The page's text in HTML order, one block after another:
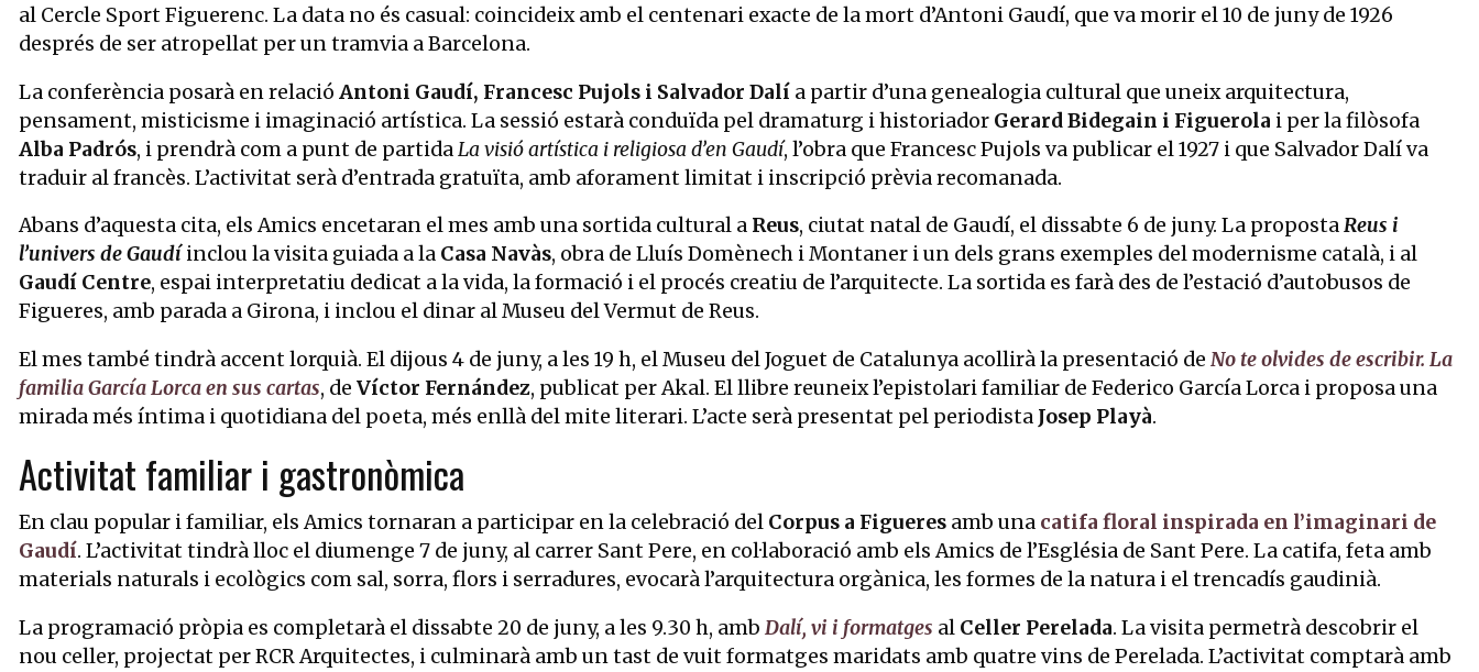
al Cercle Sport Figuerenc. La data no és casual: coincideix amb el centenari exacte de la mort d’Antoni Gaudí, que va morir el 10 de juny de 1926
després de ser atropellat per un tramvia a Barcelona.
La conferència posarà en relació Antoni Gaudí, Francesc Pujols i Salvador Dalí a partir d’una genealogia cultural que uneix arquitectura,
pensament, misticisme i imaginació artística. La sessió estarà conduïda pel dramaturg i historiador Gerard Bidegain i Figuerola i per la filòsofa
Alba Padrós, i prendrà com a punt de partidaLa visió artística i religiosa d’en Gaudí, l’obra que Francesc Pujols va publicar el 1927 i que Salvador Dalí va
traduir al francès. L’activitat serà d’entrada gratuïta, amb aforament limitat i inscripció prèvia recomanada.
Abans d’aquesta cita, els Amics encetaran el mes amb una sortida cultural a Reus, ciutat natal de Gaudí, el dissabte 6 de juny. La propostaReus i
l’univers de Gaudíinclou la visita guiada a la Casa Navàs, obra de Lluís Domènech i Montaner i un dels grans exemples del modernisme català, i al
Gaudí Centre, espai interpretatiu dedicat a la vida, la formació i el procés creatiu de l’arquitecte. La sortida es farà des de l’estació d’autobusos de
Figueres, amb parada a Girona, i inclou el dinar al Museu del Vermut de Reus.
El mes també tindrà accent lorquià. El dijous 4 de juny, a les 19 h, el Museu del Joguet de Catalunya acollirà la presentació de No te olvides de escribir. La
familia García Lorca en sus cartas, de Víctor Fernández, publicat per Akal. El llibre reuneix l’epistolari familiar de Federico García Lorca i proposa una
mirada més íntima i quotidiana del poeta, més enllà del mite literari. L’acte serà presentat pel periodista Josep Playà.
Activitat familiar i gastronòmica
En clau popular i familiar, els Amics tornaran a participar en la celebració del Corpus a Figueres amb una catifa floral inspirada en l’imaginari de
Gaudí. L’activitat tindrà lloc el diumenge 7 de juny, al carrer Sant Pere, en col·laboració amb els Amics de l’Església de Sant Pere. La catifa, feta amb
materials naturals i ecològics com sal, sorra, flors i serradures, evocarà l’arquitectura orgànica, les formes de la natura i el trencadís gaudinià.
La programació pròpia es completarà el dissabte 20 de juny, a les 9.30 h, amb Dalí, vi i formatges al Celler Perelada. La visita permetrà descobrir el
nou celler, projectat per RCR Arquitectes, i culminarà amb un tast de vuit formatges maridats amb quatre vins de Perelada. L’activitat comptarà amb